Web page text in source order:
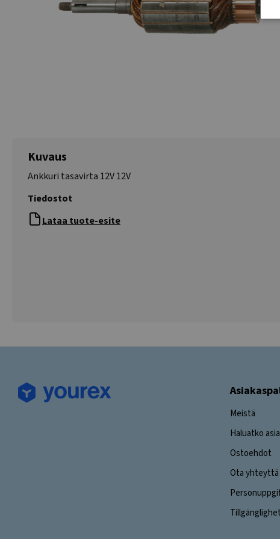
Kuvaus
Ankkuri tasavirta 12V 12V
Tiedostot
Lataa tuote-esite
Meistä
Haluatko
Ostoehdot
Ota yhteyttä
Tillgänglighet